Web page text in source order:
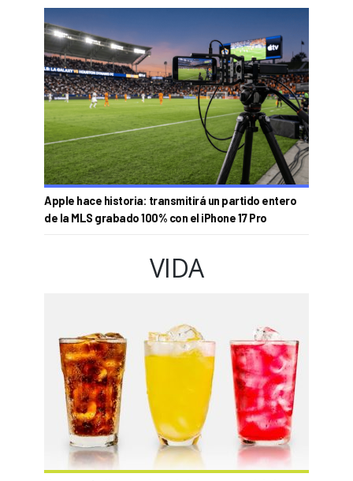
Apple hace historia: transmitirá un partido entero
de la MLS grabado 100% con el iPhone 17 Pro
VIDA